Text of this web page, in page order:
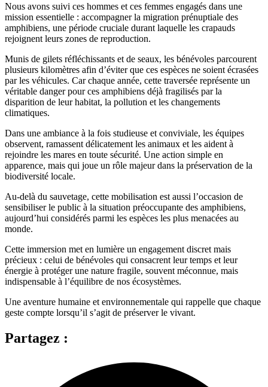
Nous avons suivi ces hommes et ces femmes engagés dans une
mission essentielle : accompagner la migration prénuptiale des
amphibiens, une période cruciale durant laquelle les crapauds
rejoignent leurs zones de reproduction.
Munis de gilets réfléchissants et de seaux, les bénévoles parcourent
plusieurs kilomètres afin d’éviter que ces espèces ne soient écrasées
par les véhicules. Car chaque année, cette traversée représente un
véritable danger pour ces amphibiens déjà fragilisés par la
disparition de leur habitat, la pollution et les changements
climatiques.
Dans une ambiance à la fois studieuse et conviviale, les équipes
observent, ramassent délicatement les animaux et les aident à
rejoindre les mares en toute sécurité. Une action simple en
apparence, mais qui joue un rôle majeur dans la préservation de la
biodiversité locale.
Au-delà du sauvetage, cette mobilisation est aussi l’occasion de
sensibiliser le public à la situation préoccupante des amphibiens,
aujourd’hui considérés parmi les espèces les plus menacées au
monde.
Cette immersion met en lumière un engagement discret mais
précieux : celui de bénévoles qui consacrent leur temps et leur
énergie à protéger une nature fragile, souvent méconnue, mais
indispensable à l’équilibre de nos écosystèmes.
Une aventure humaine et environnementale qui rappelle que chaque
geste compte lorsqu’il s’agit de préserver le vivant.
Partagez :